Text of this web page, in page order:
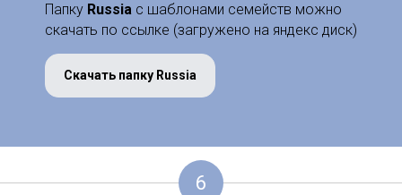
Папку Russia с шаблонами семейств можно
скачать по ссылке (загружено на яндекс диск)
Скачать папку Russia
6